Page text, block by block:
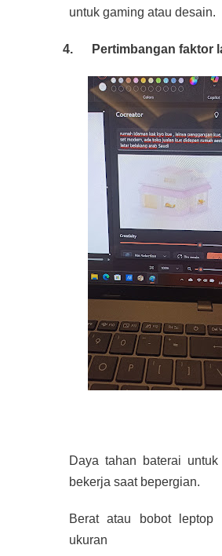
untuk gaming atau desain.
4. Pertimbangan faktor
Daya tahan baterai untuk
bekerja saat bepergian.
Berat atau bobot leptop
ukuran